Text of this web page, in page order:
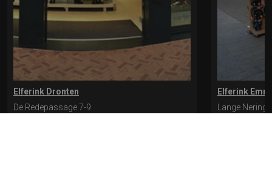
Elferink Dronten
De Redepassage 7-9
Elferink
Lange Nering